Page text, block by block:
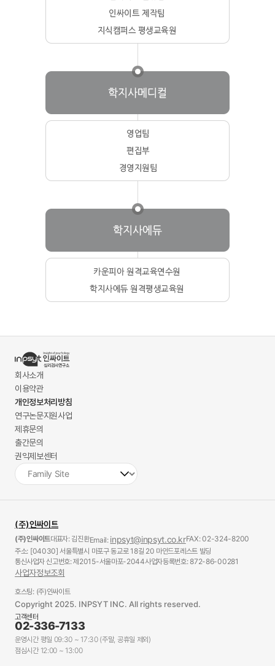
회사소개
이용약관
개인정보처리방침
연구논문지원사업
제휴문의
출간문의
권익제보센터
(주)인싸이트
(주)인싸이트대표자: 김진환Email: inpsyt@inpsyt.co.krFAX: 02-324-8200
주소: [04030] 서울특별시 마포구 동교로 18길 20 마인드포레스트 빌딩
통신사업자 신고번호: 제2015-서울마포-2044사업자등록번호: 872-86-00281
사업자정보조회
호스팅: (주)인싸이트
Copyright 2025. INPSYT INC. All rights reserved.
고객센터
02-336-7133
운영시간 평일 09:30 ~ 17:30 (주말, 공휴일 제외)
점심시간 12:00 ~ 13:00